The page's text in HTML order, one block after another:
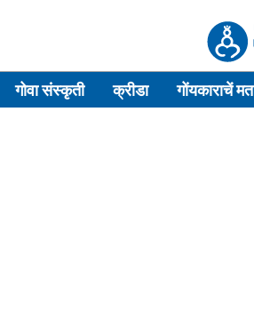
गोवा संस्कृती क्रीडा गोंयकाराचें मत